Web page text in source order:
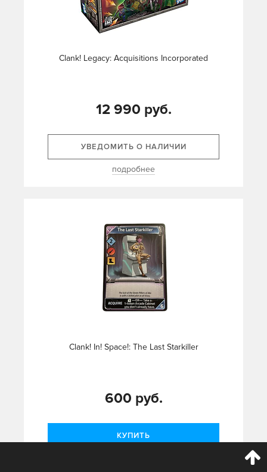
Clank! Legacy: Acquisitions Incorporated
12 990 руб.
УВЕДОМИТЬ О НАЛИЧИИ
подробнее
Clank! In! Space!: The Last Starkiller
600 руб.
КУПИТЬ